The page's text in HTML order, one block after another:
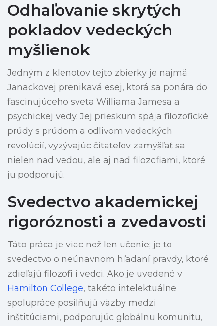
Odhaľovanie skrytých
pokladov vedeckých
myšlienok
Jedným z klenotov tejto zbierky je najmä
Janackovej prenikavá esej, ktorá sa ponára do
fascinujúceho sveta Williama Jamesa a
psychickej vedy. Jej prieskum spája filozofické
prúdy s prúdom a odlivom vedeckých
revolúcií, vyzývajúc čitateľov zamýšľať sa
nielen nad vedou, ale aj nad filozofiami, ktoré
ju podporujú.
Svedectvo akademickej
rigoróznosti a zvedavosti
Táto práca je viac než len učenie; je to
svedectvo o neúnavnom hľadaní pravdy, ktoré
zdieľajú filozofi i vedci. Ako je uvedené v
Hamilton College, takéto intelektuálne
spolupráce posilňujú väzby medzi
inštitúciami, podporujúc globálnu komunitu,